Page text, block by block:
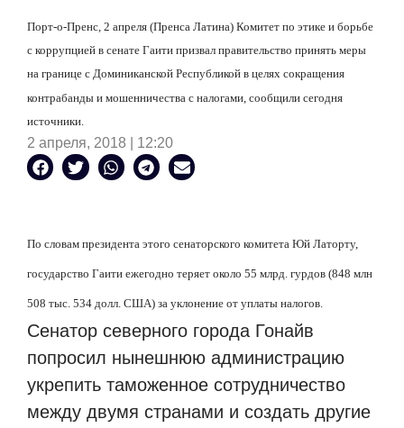
Порт-о-Пренс, 2 апреля (Пренса Латина) Комитет по этике и борьбе
с коррупцией в сенате Гаити призвал правительство принять меры
на границе с Доминиканской Республикой в целях сокращения
контрабанды и мошенничества с налогами, сообщили сегодня
источники.
2 апреля, 2018 | 12:20
По словам президента этого сенаторского комитета Юй Латорту,
государство Гаити ежегодно теряет около 55 млрд. гурдов (848 млн
508 тыс. 534 долл. США) за уклонение от уплаты налогов.
Сенатор северного города Гонайв
попросил нынешнюю администрацию
укрепить таможенное сотрудничество
между двумя странами и создать другие